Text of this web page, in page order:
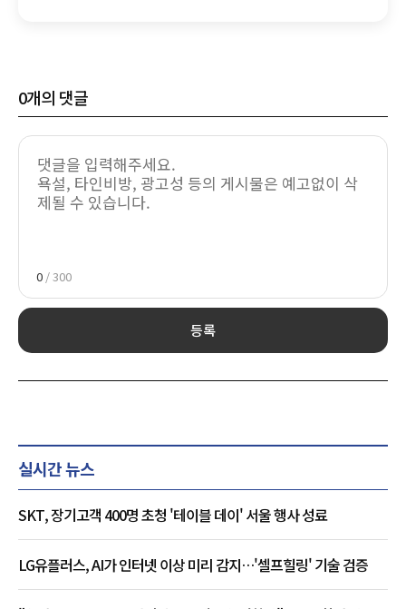
0개의 댓글
0 / 300
등록
실시간 뉴스
SKT, 장기고객 400명 초청 '테이블 데이' 서울 행사 성료
LG유플러스, AI가 인터넷 이상 미리 감지…'셀프힐링' 기술 검증